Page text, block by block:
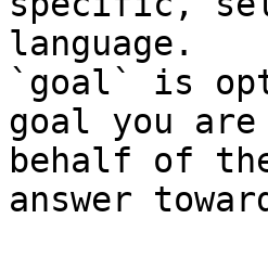
language.
`goal` is
goal you
behalf of
answer